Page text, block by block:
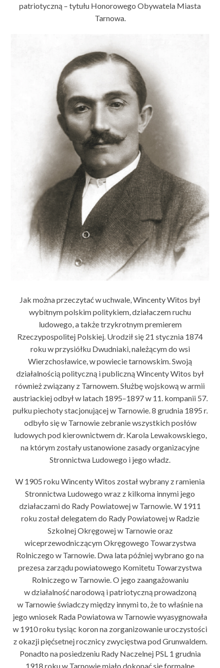
patriotyczną – tytułu Honorowego Obywatela Miasta
Tarnowa.
Jak można przeczytać w uchwale, Wincenty Witos był
wybitnym polskim politykiem, działaczem ruchu
ludowego, a także trzykrotnym premierem
Rzeczypospolitej Polskiej. Urodził się 21 stycznia 1874
roku w przysiółku Dwudniaki, należącym do wsi
Wierzchosławice, w powiecie tarnowskim. Swoją
działalnością polityczną i publiczną Wincenty Witos był
również związany z Tarnowem. Służbę wojskową w armii
austriackiej odbył w latach 1895–1897 w 11. kompanii 57.
pułku piechoty stacjonującej w Tarnowie. 8 grudnia 1895 r.
odbyło się w Tarnowie zebranie wszystkich posłów
ludowych pod kierownictwem dr. Karola Lewakowskiego,
na którym zostały ustanowione zasady organizacyjne
Stronnictwa Ludowego i jego władz.
W 1905 roku Wincenty Witos został wybrany z ramienia
Stronnictwa Ludowego wraz z kilkoma innymi jego
działaczami do Rady Powiatowej w Tarnowie. W 1911
roku został delegatem do Rady Powiatowej w Radzie
Szkolnej Okręgowej w Tarnowie oraz
wiceprzewodniczącym Okręgowego Towarzystwa
Rolniczego w Tarnowie. Dwa lata później wybrano go na
prezesa zarządu powiatowego Komitetu Towarzystwa
Rolniczego w Tarnowie. O jego zaangażowaniu
w działalność narodową i patriotyczną prowadzoną
w Tarnowie świadczy między innymi to, że to właśnie na
jego wniosek Rada Powiatowa w Tarnowie wyasygnowała
w 1910 roku tysiąc koron na zorganizowanie uroczystości
z okazji pięćsetnej rocznicy zwycięstwa pod Grunwaldem.
Ponadto na posiedzeniu Rady Naczelnej PSL 1 grudnia
1918 roku w Tarnowie miało dokonać się formalne